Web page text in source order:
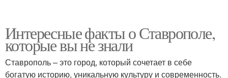
Интересные факты о Ставрополе,
которые вы не знали
Ставрополь – это город, который сочетает в себе
богатую историю, уникальную культуру и современность.